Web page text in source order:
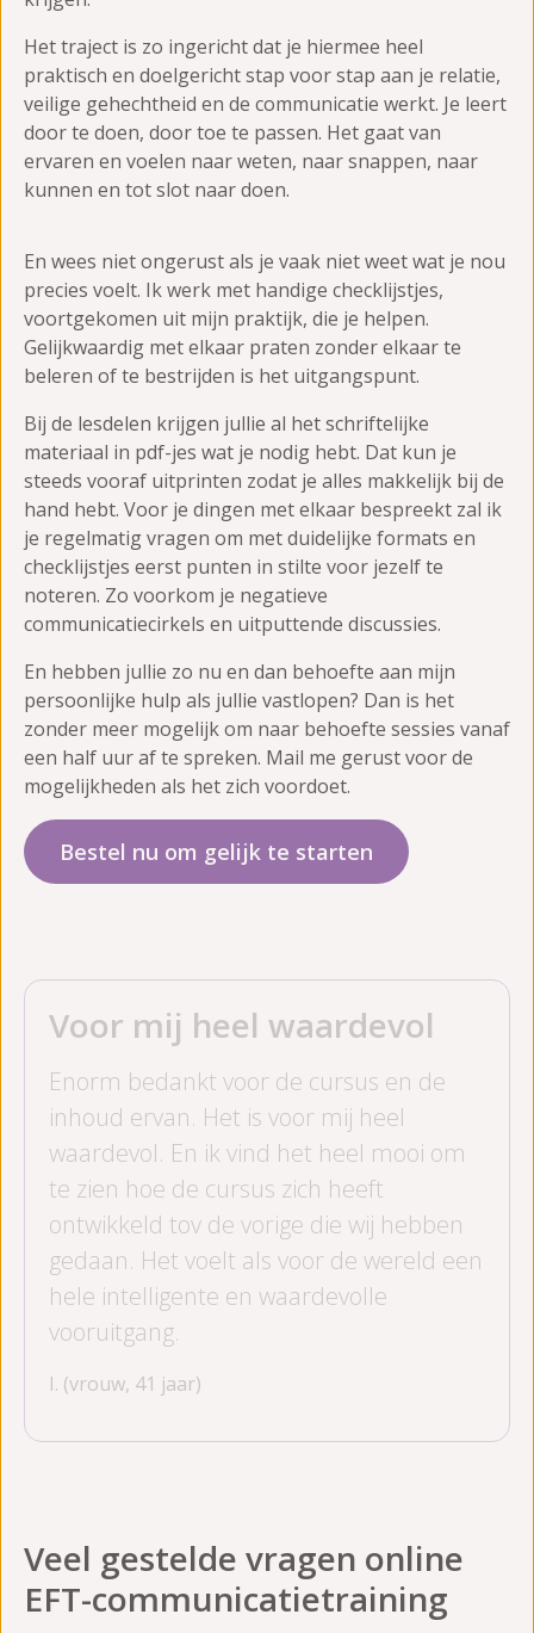
Het traject is zo ingericht dat je hiermee heel
praktisch en doelgericht stap voor stap aan je relatie,
veilige gehechtheid en de communicatie werkt. Je leert
door te doen, door toe te passen. Het gaat van
ervaren en voelen naar weten, naar snappen, naar
kunnen en tot slot naar doen.
En wees niet ongerust als je vaak niet weet wat je nou
precies voelt. Ik werk met handige checklijstjes,
voortgekomen uit mijn praktijk, die je helpen.
Gelijkwaardig met elkaar praten zonder elkaar te
beleren of te bestrijden is het uitgangspunt.
Bij de lesdelen krijgen jullie al het schriftelijke
materiaal in pdf-jes wat je nodig hebt. Dat kun je
steeds vooraf uitprinten zodat je alles makkelijk bij de
hand hebt. Voor je dingen met elkaar bespreekt zal ik
je regelmatig vragen om met duidelijke formats en
checklijstjes eerst punten in stilte voor jezelf te
noteren. Zo voorkom je negatieve
communicatiecirkels en uitputtende discussies.
En hebben jullie zo nu en dan behoefte aan mijn
persoonlijke hulp als jullie vastlopen? Dan is het
zonder meer mogelijk om naar behoefte sessies vanaf
een half uur af te spreken. Mail me gerust voor de
mogelijkheden als het zich voordoet.
Bestel nu om gelijk te starten
Voor mij heel waardevol
Enorm bedankt voor de cursus en de
inhoud ervan. Het is voor mij heel
waardevol. En ik vind het heel mooi om
te zien hoe de cursus zich heeft
ontwikkeld tov de vorige die wij hebben
gedaan. Het voelt als voor de wereld een
hele intelligente en waardevolle
vooruitgang.
I. (vrouw, 41 jaar)
Veel gestelde vragen online
EFT-communicatietraining